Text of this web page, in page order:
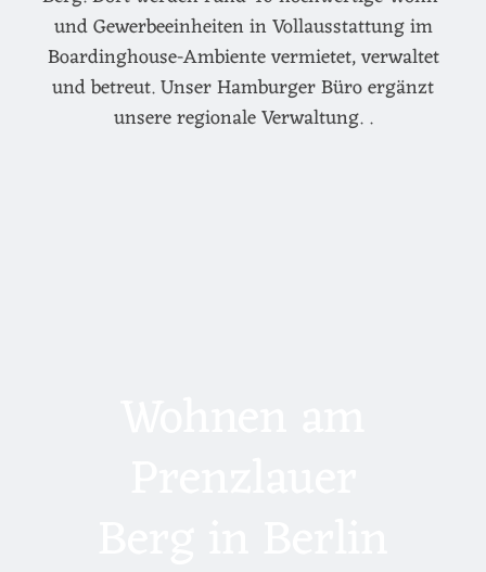
und Gewerbeeinheiten in Vollausstattung im
Boardinghouse-Ambiente vermietet, verwaltet
und betreut. Unser Hamburger Büro ergänzt
unsere regionale Verwaltung. .